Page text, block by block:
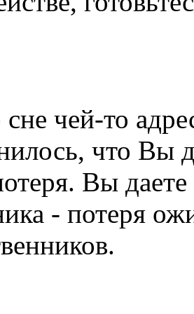
чей-то
что Вы
Вы
- потеря